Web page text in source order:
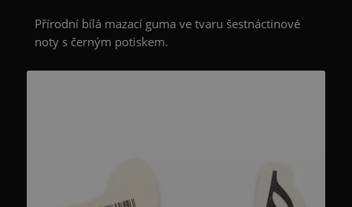
Přírodní bílá mazací guma ve tvaru šestnáctinové
noty s černým potiskem.